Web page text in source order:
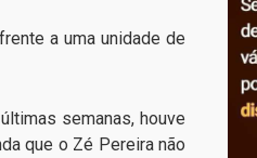
a uma unidade de
semanas, houve
que o Zé Pereira não